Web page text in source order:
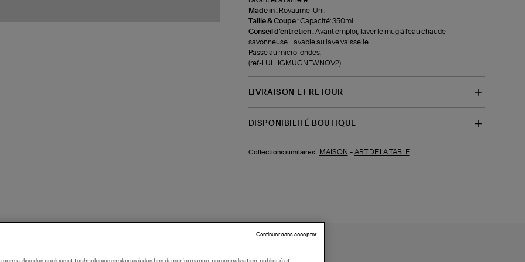
Made in : Royaume-Uni.
Taille & Coupe :Capacité: 350ml.
Conseil d'entretien :Avant emploi, laver le mug à l'eau chaude
savonneuse. Lavable au lave vaisselle.
Passe au micro-ondes.
(ref-LULLIGMUGNEWNOV2)
LIVRAISON ET RETOUR
DISPONIBILITÉ BOUTIQUE
Collections similaires : MAISON - ART DE LA TABLE
Continuer sans accepter